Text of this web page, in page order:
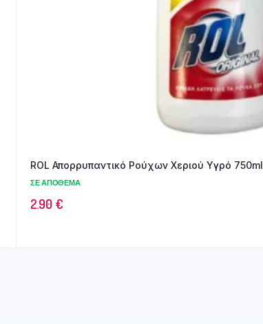
ROL Απορρυπαντικό Ρούχων Χεριού Υγρό 750ml
ΣΕ ΑΠΌΘΕΜΑ
2.90 €